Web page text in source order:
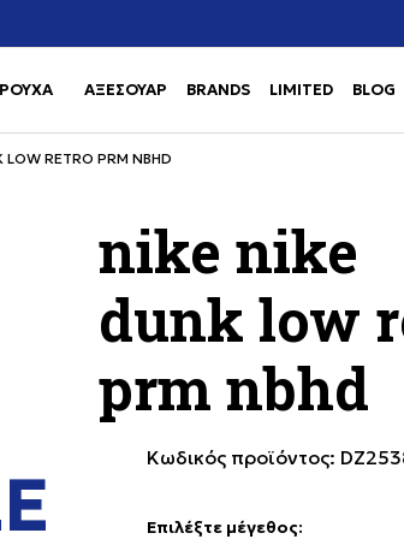
Use shift+Enter to open or close
ΡΟΥΧΑ Use shift+Enter to open or close
ΑΞΕΣΟΥΑΡ BRANDS LIMITED BLOG
LOW RETRO PRM NBHD
nike nike
dunk low
prm nbhd
Κωδικός προϊόντος:
Επιλέξτε μέγεθος: